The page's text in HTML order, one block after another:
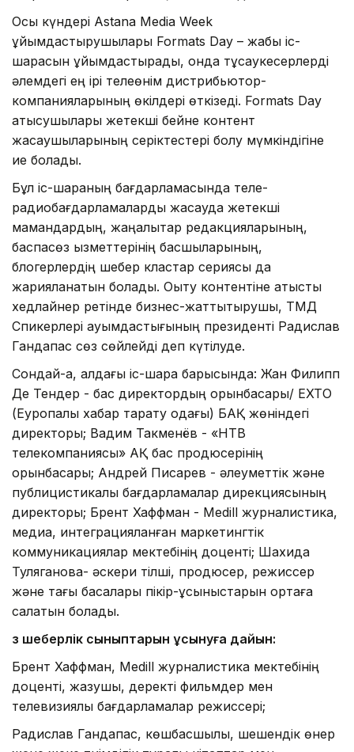
Осы күндері Astana Media Week
ұйымдастырушылары Formats Day – жабық іс-
шарасын ұйымдастырады, онда тұсаукесерлерді
әлемдегі ең ірі телеөнім дистрибьютор-
компанияларының өкілдері өткізеді. Formats Day
қатысушылары жетекші бейне контент
жасаушыларының серіктестері болу мүмкіндігіне
ие болады.
Бұл іс-шараның бағдарламасында теле-
радиобағдарламаларды жасауда жетекші
мамандардың, жаңалықтар редакцияларының,
баспасөз қызметтерінің басшыларының,
блогерлердің шебер кластар сериясы да
жарияланатын болады. Оқыту контентіне қатысты
хедлайнер ретінде бизнес-жаттықтырушы, ТМД
Спикерлері қауымдастығының президенті Радислав
Гандапас сөз сөйлейді деп күтілуде.
Сондай-ақ, алдағы іс-шара барысында: Жан Филипп
Де Тендер - бас директордың орынбасары/ ЕХТО
(Еуропалық хабар тарату одағы) БАҚ жөніндегі
директоры; Вадим Такменёв - «НТВ
телекомпаниясы» АҚ бас продюсерінің
орынбасары; Андрей Писарев - әлеуметтік және
публицистикалық бағдарламалар дирекциясының
директоры; Брент Хаффман - Medill журналистика,
медиа, интеграцияланған маркетингтік
коммуникациялар мектебінің доценті; Шахида
Туляганова- әскери тілші, продюсер, режиссер
және тағы басқалары пікір-ұсыныстарын ортаға
салатын болады.
Өз шеберлік сыныптарын ұсынуға дайын:
Брент Хаффман, Medill журналистика мектебінің
доценті, жазушы, деректі фильмдер мен
телевизиялық бағдарламалар режиссері;
Радислав Гандапас, көшбасшылық, шешендік өнер